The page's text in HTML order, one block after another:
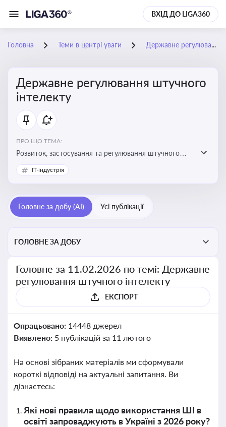
ВХІД ДО LIGA360
Головна Теми в центрі уваги Державне регулювання штучного інтелекту
Державне регулювання штучного
інтелекту
ПРО ЩО ТЕМА:
Розвиток, застосування та регулювання штучного
інтелекту в різних сферах — від управління бізнесом
до державного сектора
IT-індустрія
Головне за добу (AI) Усі публікації
ГОЛОВНЕ ЗА ДОБУ
Головне за 11.02.2026 по темі: Державне
регулювання штучного інтелекту
ЕКСПОРТ
Опрацьовано: 14448 джерел
Виявлено: 5 публікацій за 11 лютого
На основі зібраних матеріалів ми сформували
короткі відповіді на актуальні запитання. Ви
дізнаєтесь:
Які нові правила щодо використання ШІ в
освіті запроваджують в Україні з 2026 року?